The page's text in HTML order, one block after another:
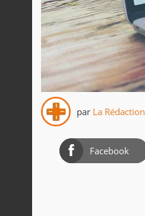
par La Rédaction
Facebook